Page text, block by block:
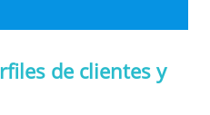
de clientes y